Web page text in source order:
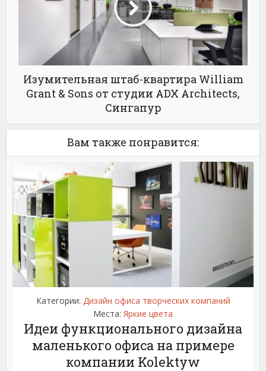
Изумительная штаб-квартира William
Grant & Sons от студии ADX Architects,
Сингапур
Вам также понравится:
Категории: Дизайн офиса творческих компаний
Места: Яркие цвета
Идеи функционального дизайна
маленького офиса на примере
компании Kolektyw